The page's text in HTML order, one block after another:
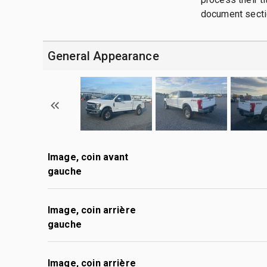
document
General Appearance
Image, coin avant
gauche
Image, coin arrière
gauche
Image, coin arrière